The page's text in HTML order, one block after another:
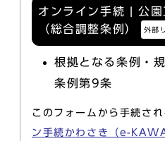
オンライン手続 | 公
（総合調整条例）
外部
根拠となる条例・
条例第9条
このフォームから手続され
ン手続かわさき（e-